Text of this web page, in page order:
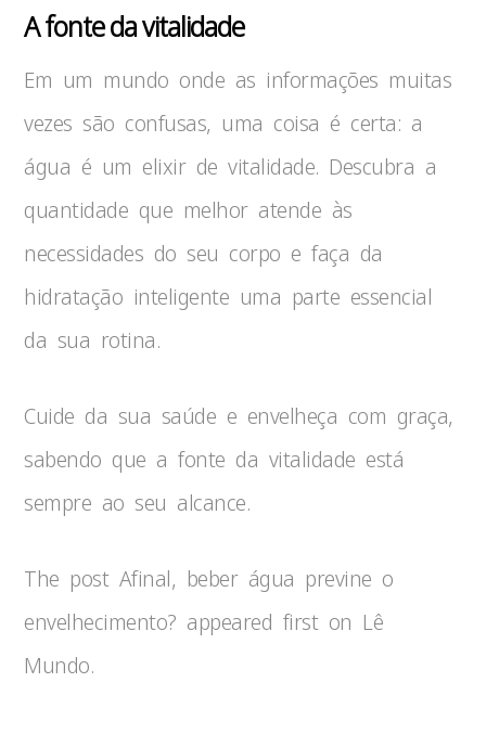
A fonte da vitalidade
Em um mundo onde as informações muitas
vezes são confusas, uma coisa é certa: a
água é um elixir de vitalidade. Descubra a
quantidade que melhor atende às
necessidades do seu corpo e faça da
hidratação inteligente uma parte essencial
da sua rotina.
Cuide da sua saúde e envelheça com graça,
sabendo que a fonte da vitalidade está
sempre ao seu alcance.
The post Afinal, beber água previne o
envelhecimento? appeared first on Lê
Mundo.